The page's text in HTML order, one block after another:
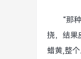
“那
挠，结果
蜡黄,整个